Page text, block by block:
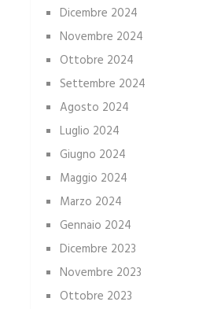
Dicembre 2024
Novembre 2024
Ottobre 2024
Settembre 2024
Agosto 2024
Luglio 2024
Giugno 2024
Maggio 2024
Marzo 2024
Gennaio 2024
Dicembre 2023
Novembre 2023
Ottobre 2023